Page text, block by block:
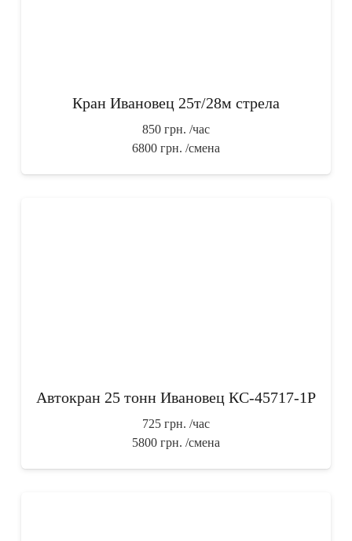
Кран Ивановец 25т/28м стрела
850 грн. /час
6800 грн. /смена
Автокран 25 тонн Ивановец КС-45717-1Р
725 грн. /час
5800 грн. /смена